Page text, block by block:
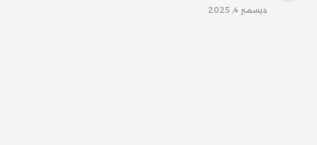
ديسمبر 4, 2025